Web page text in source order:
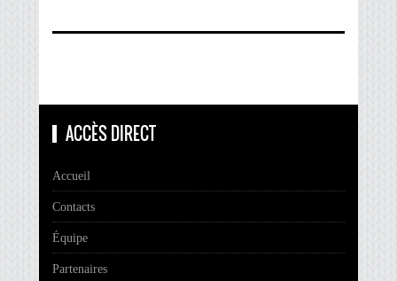
ACCÈS DIRECT
Accueil
Contacts
Équipe
Partenaires